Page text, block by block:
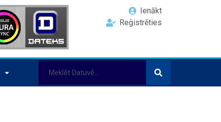
Ienākt
Reģistrēties